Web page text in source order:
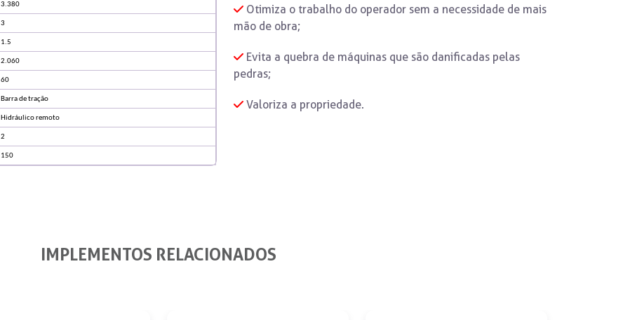
3.380
3
1.5
2.060
60
Barra de tração
Hidráulico remoto
2
150
Otimiza o trabalho do operador sem a necessidade de mais
mão de obra;
Evita a quebra de máquinas que são danificadas pelas
pedras;
Valoriza a propriedade.
IMPLEMENTOS RELACIONADOS